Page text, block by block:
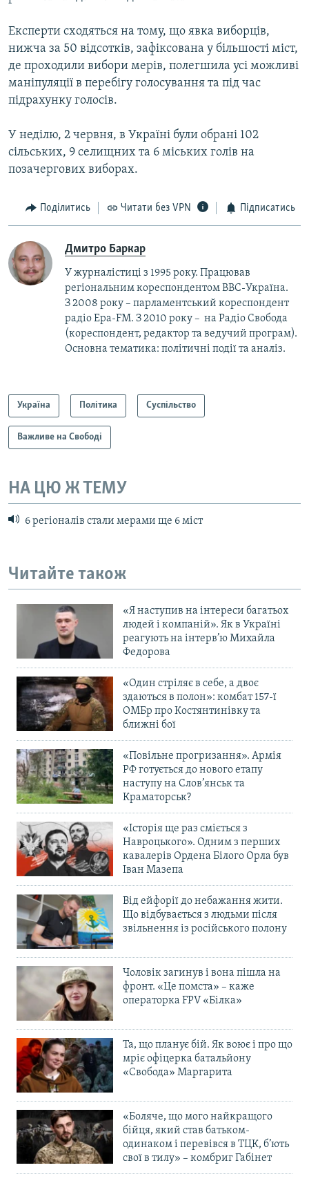
Експерти сходяться на тому, що явка виборців,
нижча за 50 відсотків, зафіксована у більшості міст,
де проходили вибори мерів, полегшила усі можливі
маніпуляції в перебігу голосування та під час
підрахунку голосів.
У неділю, 2 червня, в Україні були обрані 102
сільських, 9 селищних та 6 міських голів на
позачергових виборах.
Поділитись Читати без VPN Підписатись
Дмитро Баркар
У журналістиці з 1995 року. Працював
регіональним кореспондентом BBC-Україна.
З 2008 року – парламентський кореспондент
радіо Ера-FM. З 2010 року – на Радіо Свобода
(кореспондент, редактор та ведучий програм).
Основна тематика: політичні події та аналіз.
Україна Політика Суспільство
Важливе на Свободі
НА ЦЮ Ж ТЕМУ
6 регіоналів стали мерами ще 6 міст
Читайте також
«Я наступив на інтереси багатьох
людей і компаній». Як в Україні
реагують на інтерв’ю Михайла
Федорова
«Один стріляє в себе, а двоє
здаються в полон»: комбат 157-ї
ОМБр про Костянтинівку та
ближні бої
«Повільне прогризання». Армія
РФ готується до нового етапу
наступу на Слов’янськ та
Краматорськ?
«Історія ще раз сміється з
Навроцького». Одним з перших
кавалерів Ордена Білого Орла був
Іван Мазепа
Від ейфорії до небажання жити.
Що відбувається з людьми після
звільнення із російського полону
Чоловік загинув і вона пішла на
фронт. «Це помста» – каже
операторка FPV «Білка»
Та, що планує бій. Як воює і про що
мріє офіцерка батальйону
«Свобода» Маргарита
«Боляче, що мого найкращого
бійця, який став батьком-
одинаком і перевівся в ТЦК, б’ють
свої в тилу» – комбриг Габінет